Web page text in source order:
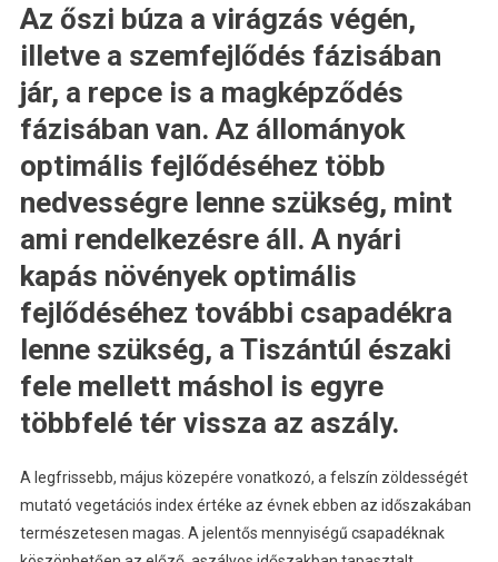
Az őszi búza a virágzás végén,
illetve a szemfejlődés fázisában
jár, a repce is a magképződés
fázisában van. Az állományok
optimális fejlődéséhez több
nedvességre lenne szükség, mint
ami rendelkezésre áll. A nyári
kapás növények optimális
fejlődéséhez további csapadékra
lenne szükség, a Tiszántúl északi
fele mellett máshol is egyre
többfelé tér vissza az aszály.
A legfrissebb, május közepére vonatkozó, a felszín zöldességét
mutató vegetációs index értéke az évnek ebben az időszakában
természetesen magas. A jelentős mennyiségű csapadéknak